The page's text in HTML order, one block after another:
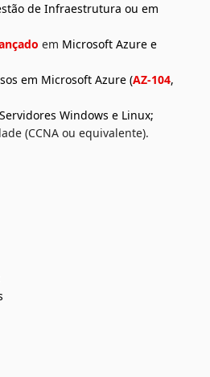
de Infraestrutura ou em
em Microsoft Azure e
em Microsoft Azure (AZ-104,
Windows e Linux;
(CCNA ou equivalente).